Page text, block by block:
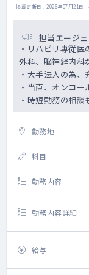
掲載更新日 : 2026年07月21日
担当エージ
・リハビリ専従
外科、脳神経内科
・大手法人の為、
・当直、オンコー
・時短勤務の相談
勤務地
科目
勤務内容
勤務内容詳細
給与